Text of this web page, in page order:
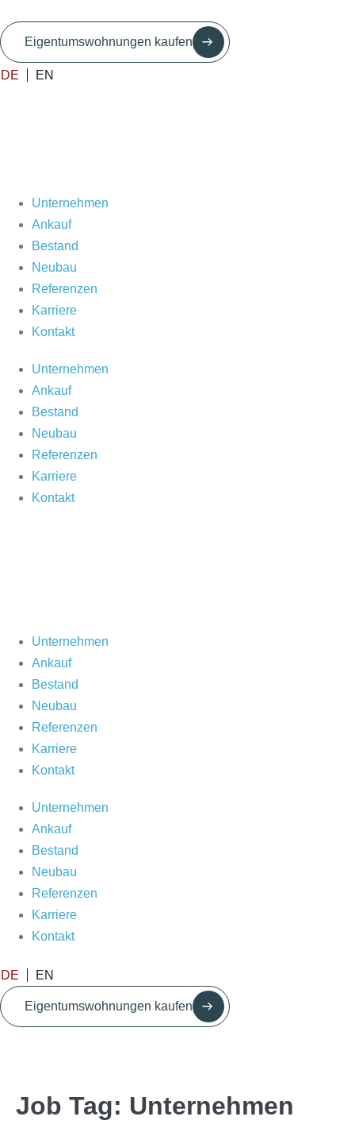
Eigentumswohnungen kaufen
DE EN
Unternehmen
Ankauf
Bestand
Neubau
Referenzen
Karriere
Kontakt
Unternehmen
Ankauf
Bestand
Neubau
Referenzen
Karriere
Kontakt
Unternehmen
Ankauf
Bestand
Neubau
Referenzen
Karriere
Kontakt
Unternehmen
Ankauf
Bestand
Neubau
Referenzen
Karriere
Kontakt
DE EN
Eigentumswohnungen kaufen
Job Tag: Unternehmen